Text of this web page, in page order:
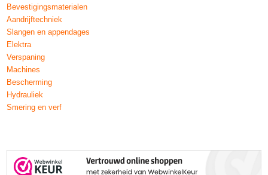
Bevestigingsmaterialen
Aandrijftechniek
Slangen en appendages
Elektra
Verspaning
Machines
Bescherming
Hydrauliek
Smering en verf